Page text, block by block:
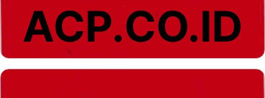
ACP.CO.ID